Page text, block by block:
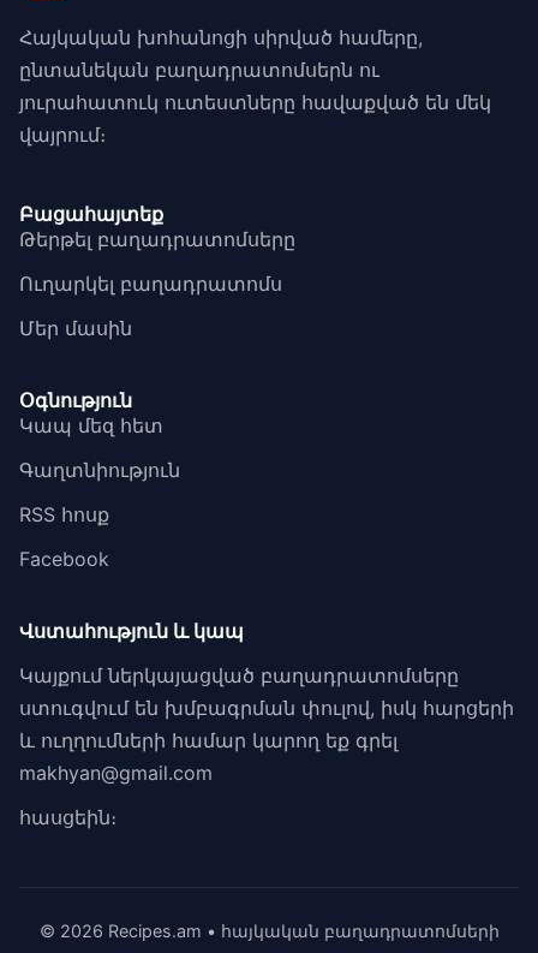
Հայկական խոհանոցի սիրված համերը,
ընտանեկան բաղադրատոմսերն ու
յուրահատուկ ուտեստները հավաքված են մեկ
վայրում։
Բացահայտեք
Թերթել բաղադրատոմսերը
Ուղարկել բաղադրատոմս
Մեր մասին
Օգնություն
Կապ մեզ հետ
Գաղտնիություն
RSS հոսք
Facebook
Վստահություն և կապ
Կայքում ներկայացված բաղադրատոմսերը
ստուգվում են խմբագրման փուլով, իսկ հարցերի
և ուղղումների համար կարող եք գրել
makhyan@gmail.com
հասցեին։
© 2026 Recipes.am • հայկական բաղադրատոմսերի